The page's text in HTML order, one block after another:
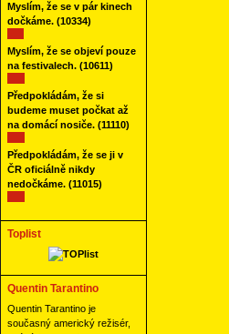
Myslím, že se v pár kinech
dočkáme. (10334)
Myslím, že se objeví pouze
na festivalech. (10611)
Předpokládám, že si
budeme muset počkat až
na domácí nosiče. (11110)
Předpokládám, že se ji v
ČR oficiálně nikdy
nedočkáme. (11015)
Toplist
Quentin Tarantino
Quentin Tarantino je
současný americký režisér,